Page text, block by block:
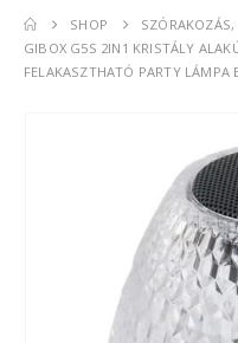
SHOP SZÓRAKOZÁS,
GIBOX G5S 2IN1 KRISTÁLY
FELAKASZTHATÓ PARTY